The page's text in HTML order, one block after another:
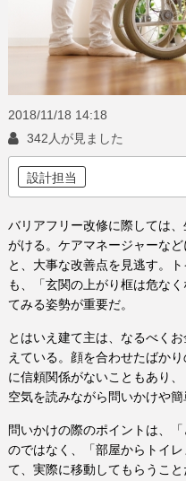
2018/11/18 14:18
342人が見ました
設計担当
バリアフリー改修に際しては
がける。ケアマネージャーな
と、大事な改善点を見逃す。
も、「玄関の上がり框は危な
てみる姿勢が重要だ。
とはいえ建て主は、なるべく
えている。顔を合わせたばか
に信頼関係がないこともあり
空気を読みながら問いかけや簡
問いかけの際のポイントは、
のではなく、「部屋からトイ
て、実際に移動してもらうこ